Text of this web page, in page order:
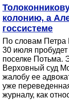
колонию, а
госсистеме
По словам Петра
30 июля
поселке Потьма.
Верховный суд
жалобу ее
уже
журналу, как